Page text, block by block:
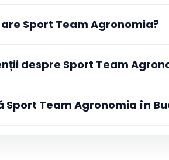
Sport Team Agronomia?
despre Sport Team
Sport Team Agronomia în